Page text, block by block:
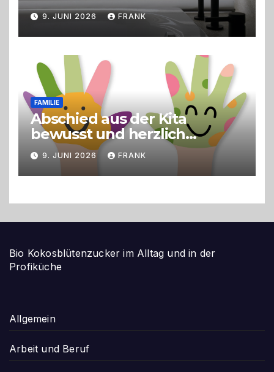
9. JUNI 2026 FRANK
FAMILIE
Abschied aus der Kita
bewusst und herzlich
gestalten
9. JUNI 2026 FRANK
Bio Kokosblütenzucker im Alltag und in der
Profiküche
Allgemein
Arbeit und Beruf